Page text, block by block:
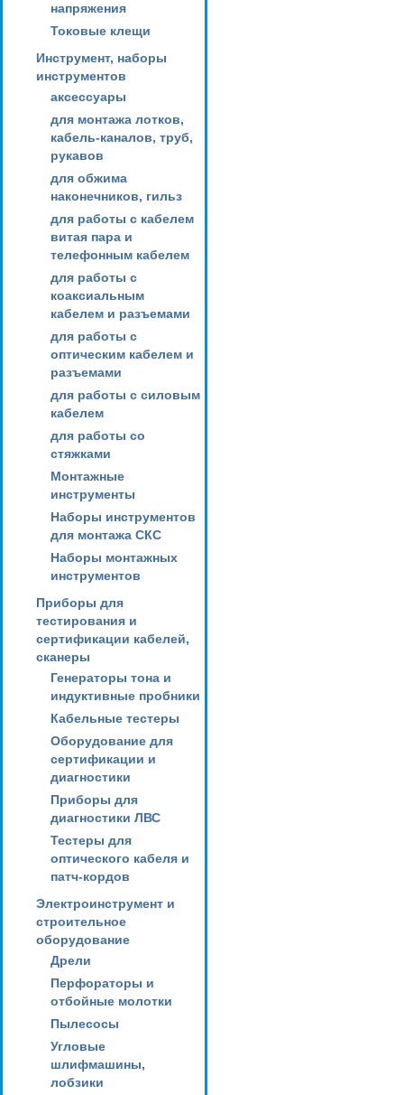
напряжения
Токовые клещи
Инструмент, наборы
инструментов
аксессуары
для монтажа лотков,
кабель-каналов, труб,
рукавов
для обжима
наконечников, гильз
для работы с кабелем
витая пара и
телефонным кабелем
для работы с
коаксиальным
кабелем и разъемами
для работы с
оптическим кабелем и
разъемами
для работы с силовым
кабелем
для работы со
стяжками
Монтажные
инструменты
Наборы инструментов
для монтажа СКС
Наборы монтажных
инструментов
Приборы для
тестирования и
сертификации кабелей,
сканеры
Генераторы тона и
индуктивные пробники
Кабельные тестеры
Оборудование для
сертификации и
диагностики
Приборы для
диагностики ЛВС
Тестеры для
оптического кабеля и
патч-кордов
Электроинструмент и
строительное
оборудование
Дрели
Перфораторы и
отбойные молотки
Пылесосы
Угловые
шлифмашины,
лобзики